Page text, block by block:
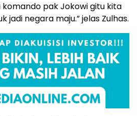
pak Jokowi gitu kita
jadi negara maju.” jelas Zulhas.